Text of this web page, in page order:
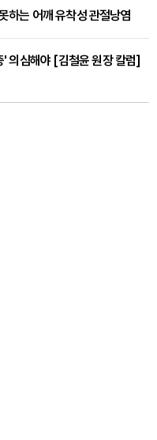
는 어깨 유착성 관절낭염
의심해야 [김철윤 원장 칼럼]